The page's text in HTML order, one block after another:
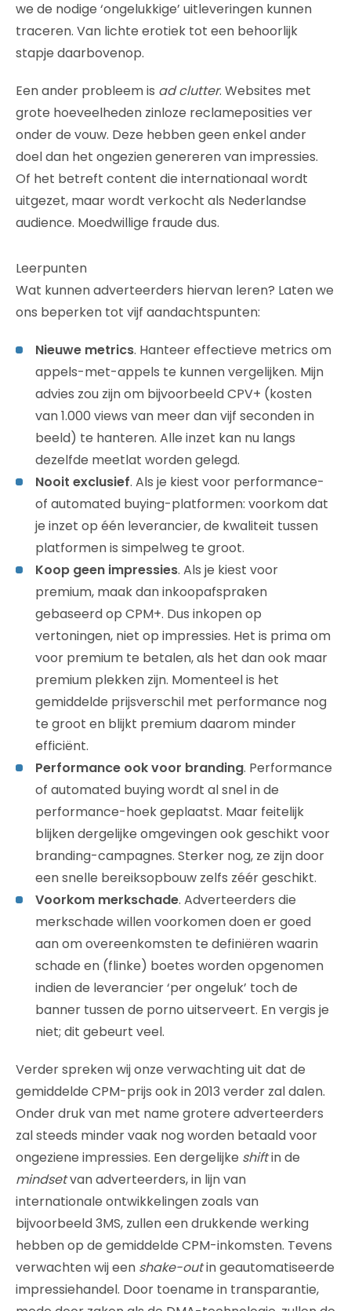
we de nodige ‘ongelukkige’ uitleveringen kunnen
traceren. Van lichte erotiek tot een behoorlijk
stapje daarbovenop.
Een ander probleem is ad clutter. Websites met
grote hoeveelheden zinloze reclameposities ver
onder de vouw. Deze hebben geen enkel ander
doel dan het ongezien genereren van impressies.
Of het betreft content die internationaal wordt
uitgezet, maar wordt verkocht als Nederlandse
audience. Moedwillige fraude dus.
Leerpunten
Wat kunnen adverteerders hiervan leren? Laten we
ons beperken tot vijf aandachtspunten:
Nieuwe metrics. Hanteer effectieve metrics om
appels-met-appels te kunnen vergelijken. Mijn
advies zou zijn om bijvoorbeeld CPV+ (kosten
van 1.000 views van meer dan vijf seconden in
beeld) te hanteren. Alle inzet kan nu langs
dezelfde meetlat worden gelegd.
Nooit exclusief. Als je kiest voor performance-
of automated buying-platformen: voorkom dat
je inzet op één leverancier, de kwaliteit tussen
platformen is simpelweg te groot.
Koop geen impressies. Als je kiest voor
premium, maak dan inkoopafspraken
gebaseerd op CPM+. Dus inkopen op
vertoningen, niet op impressies. Het is prima om
voor premium te betalen, als het dan ook maar
premium plekken zijn. Momenteel is het
gemiddelde prijsverschil met performance nog
te groot en blijkt premium daarom minder
efficiënt.
Performance ook voor branding. Performance
of automated buying wordt al snel in de
performance-hoek geplaatst. Maar feitelijk
blijken dergelijke omgevingen ook geschikt voor
branding-campagnes. Sterker nog, ze zijn door
een snelle bereiksopbouw zelfs zéér geschikt.
Voorkom merkschade. Adverteerders die
merkschade willen voorkomen doen er goed
aan om overeenkomsten te definiëren waarin
schade en (flinke) boetes worden opgenomen
indien de leverancier ‘per ongeluk’ toch de
banner tussen de porno uitserveert. En vergis je
niet; dit gebeurt veel.
Verder spreken wij onze verwachting uit dat de
gemiddelde CPM-prijs ook in 2013 verder zal dalen.
Onder druk van met name grotere adverteerders
zal steeds minder vaak nog worden betaald voor
ongeziene impressies. Een dergelijke shiftin de
mindsetvan adverteerders, in lijn van
internationale ontwikkelingen zoals van
bijvoorbeeld 3MS, zullen een drukkende werking
hebben op de gemiddelde CPM-inkomsten. Tevens
verwachten wij een shake-outin geautomatiseerde
impressiehandel. Door toename in transparantie,